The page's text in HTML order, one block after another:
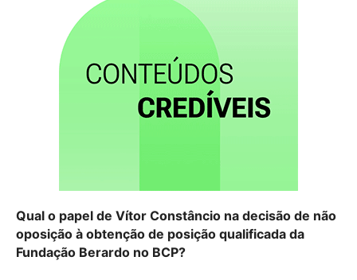
Qual o papel de Vítor Constâncio na decisão de não
oposição à obtenção de posição qualificada da
Fundação Berardo no BCP?